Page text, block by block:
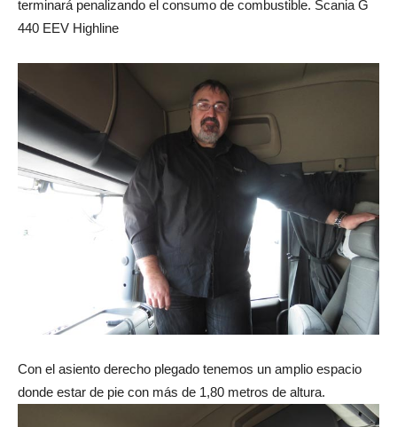
terminará penalizando el consumo de combustible. Scania G
440 EEV Highline
Con el asiento derecho plegado tenemos un amplio espacio
donde estar de pie con más de 1,80 metros de altura.